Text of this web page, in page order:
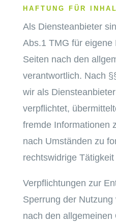
HAFTUNG FÜR
Als Diensteanbieter
Abs.1 TMG für eigene
Seiten nach den
verantwortlich. Nach
wir als
verpflichtet,
fremde Informationen
nach Umständen zu
rechtswidrige
Verpflichtungen zur
Sperrung der
nach den allgemeinen